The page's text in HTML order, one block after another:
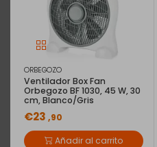
ORBEGOZO
Ventilador Box Fan
Orbegozo BF 1030, 45 W, 30
cm, Blanco/Gris
€23 ,90
Añadir al carrito